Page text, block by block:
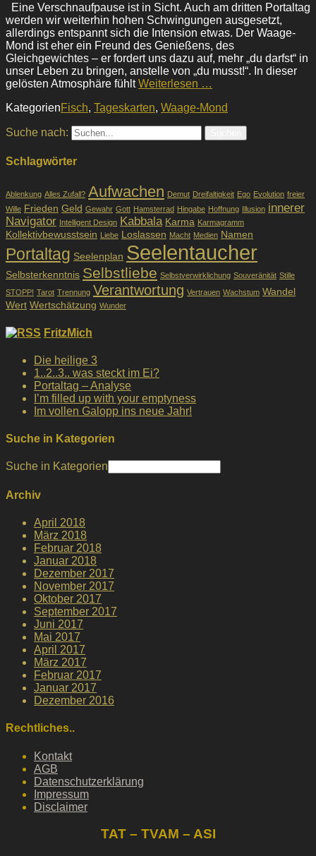
Eine Verschnaufpause ist in Sicht. Auch am dritten Portaltag
werden wir weiterhin hohen Schwingungen ausgesetzt,
allerdings entspannt sich die Intension etwas. Der Waage-
Mond ist eher ein Freund des Genießens, des
Gleichgewichtes – er fordert uns dazu auf, mehr „du darfst“ in
unser Leben zu bringen, anstelle von „du musst!“. In dieser
gelösten Atmosphäre fühltWeiterlesen …
KategorienFisch, Tageskarten, Waage-Mond
Suche nach:
Schlagwörter
Ablenkung Alles Zufall? Aufwachen Demut Dreifaltigkeit Ego Evolution freier
Wille Frieden Geld Gewahr Gott Hamsterrad Hingabe Hoffnung Illusion innerer
Navigator Intelligent Design Kabbala Karma Karmagramm
Kollektivbewusstsein Liebe Loslassen Macht Medien Namen
Portaltag Seelenplan Seelentaucher
Selbsterkenntnis Selbstliebe Selbstverwirklichung Souveränität Stille
STOPP! Tarot Trennung Verantwortung Vertrauen Wachstum Wandel
Wert Wertschätzung Wunder
FritzMich
Die heilige 3
1..2..3.. was steckt im Ei?
Portaltag – Analyse
I’m filled up with your emptyness
Im vollen Galopp ins neue Jahr!
Suche in Kategorien
Suche in Kategorien
Archiv
April 2018
März 2018
Februar 2018
Januar 2018
Dezember 2017
November 2017
Oktober 2017
September 2017
Juni 2017
Mai 2017
April 2017
März 2017
Februar 2017
Januar 2017
Dezember 2016
Rechtliches..
Kontakt
AGB
Datenschutzerklärung
Impressum
Disclaimer
TAT – TVAM – ASI